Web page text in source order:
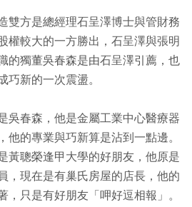
雙方是總經理石呈澤博士與管財務
權較大的一方勝出，石呈澤與張明
的獨董吳春森是由石呈澤引薦，也
巧新的一次震盪。
吳春森，他是金屬工業中心醫療器
他的專業與巧新算是沾到一點邊。
黃聰榮逢甲大學的好朋友，他原是
，現在是有巢氏房屋的店長，他的
，只是有好朋友「呷好逗相報」。